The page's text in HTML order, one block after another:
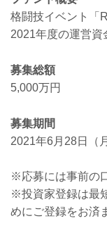
格闘技イベント「
2021年度の運営資
募集総額
5,000万円
募集期間
2021年6月28日（
※応募には事前の
※投資家登録は最
めにご登録をお済